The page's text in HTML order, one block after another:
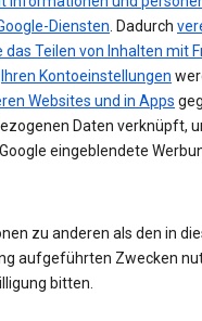
Diensten. Dadurch
das Teilen von Inhalten mit
Ihren Kontoeinstellungen
Websites und in Apps
Daten verknüpft,
eingeblendete
zu anderen als den in
aufgeführten Zwecken
bitten.